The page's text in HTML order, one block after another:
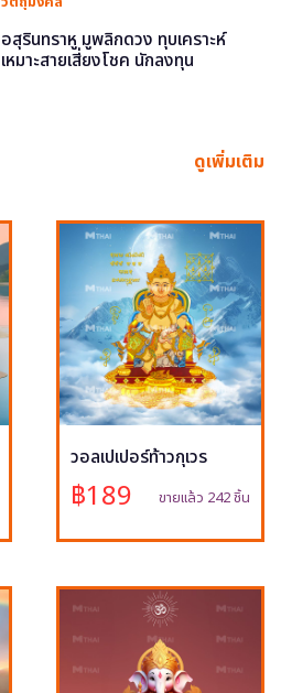
อสุรินทราหู มูพลิกดวง ทุบเคราะห์
เหมาะสายเสี่ยงโชค นักลงทุน
ดูเพิ่มเติม
วอลเปเปอร์ท้าวกุเวร
฿189 ขายแล้ว 242 ชิ้น